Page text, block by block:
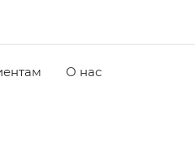
О нас